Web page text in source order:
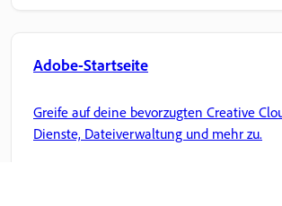
Adobe-Startseite
Greife auf deine bevorzugten Creative
Dienste, Dateiverwaltung und mehr zu.